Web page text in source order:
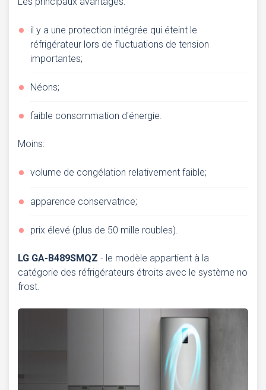
il y a une protection intégrée qui éteint le
réfrigérateur lors de fluctuations de tension
importantes;
Néons;
faible consommation d'énergie.
Moins:
volume de congélation relativement faible;
apparence conservatrice;
prix élevé (plus de 50 mille roubles).
LG GA-B489SМQZ - le modèle appartient à la
catégorie des réfrigérateurs étroits avec le système no
frost.